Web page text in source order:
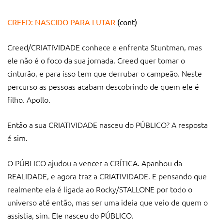
CREED: NASCIDO PARA LUTAR (cont)
Creed/CRIATIVIDADE conhece e enfrenta Stuntman, mas
ele não é o foco da sua jornada. Creed quer tomar o
cinturão, e para isso tem que derrubar o campeão. Neste
percurso as pessoas acabam descobrindo de quem ele é
filho. Apollo.
Então a sua CRIATIVIDADE nasceu do PÚBLICO? A resposta
é sim.
O PÚBLICO ajudou a vencer a CRÍTICA. Apanhou da
REALIDADE, e agora traz a CRIATIVIDADE. E pensando que
realmente ela é ligada ao Rocky/STALLONE por todo o
universo até então, mas ser uma ideia que veio de quem o
assistia, sim. Ele nasceu do PÚBLICO.